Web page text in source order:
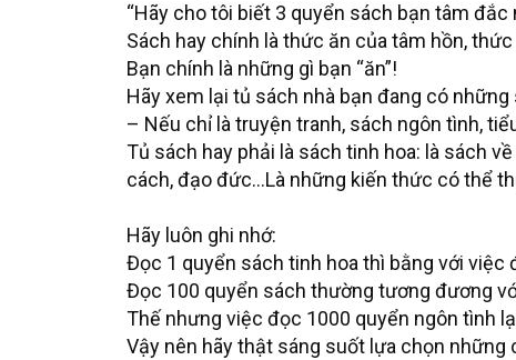
“Hãy cho tôi biết 3 quyển sách bạn tâm đắc
Sách hay chính là thức ăn của tâm hồn, thức
Bạn chính là những gì bạn “ăn”!
Hãy xem lại tủ sách nhà bạn đang có những
– Nếu chỉ là truyện tranh, sách ngôn tình,
Tủ sách hay phải là sách tinh hoa: là sách
cách, đạo đức…Là những kiến thức có thể
Hãy luôn ghi nhớ:
Đọc 1 quyển sách tinh hoa thì bằng với
Đọc 100 quyển sách thường tương đương
Thế nhưng việc đọc 1000 quyển ngôn tình
Vậy nên hãy thật sáng suốt lựa chọn